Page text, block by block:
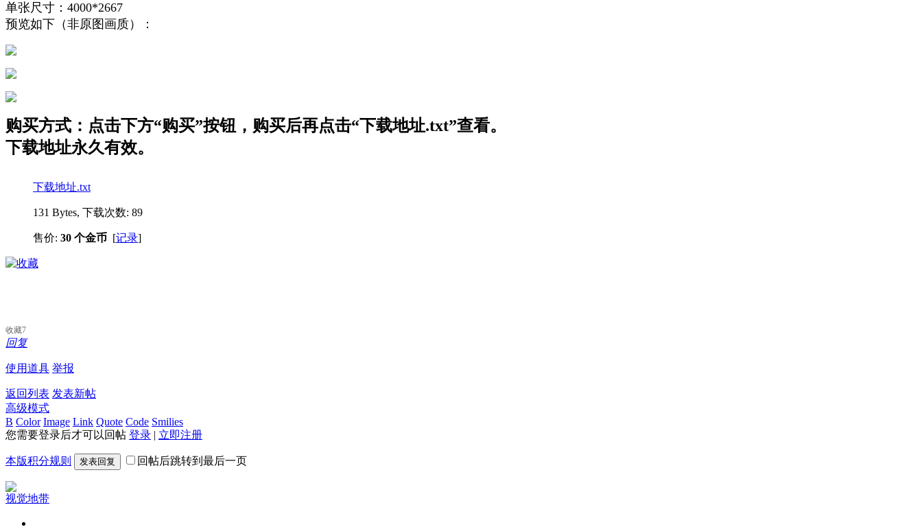
单张尺寸：4000*2667
预览如下（非原图画质）：
购买方式：点击下方“购买”按钮，购买后再点击“下载地址.txt”查看。
下载地址永久有效。
下载地址.txt
131 Bytes, 下载次数: 89
售价: 30 个金币 [记录]
收藏7
回复
使用道具 举报
返回列表 发表新帖
高级模式
B Color Image Link Quote Code Smilies
您需要登录后才可以回帖 登录 | 立即注册
本版积分规则 发表回复 回帖后跳转到最后一页
视觉地带